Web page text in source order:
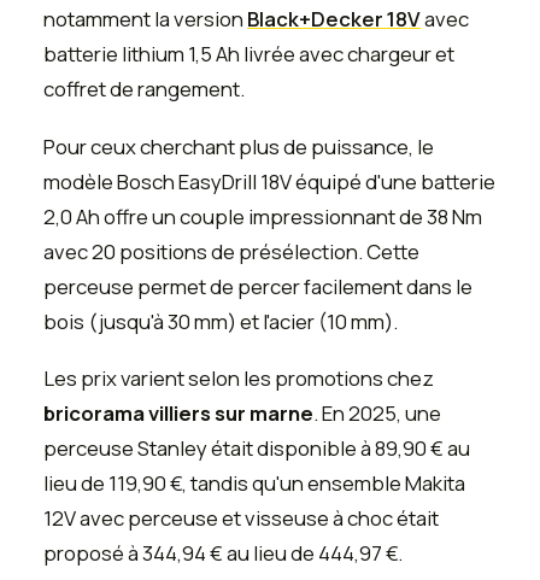
notamment la version Black+Decker 18Vavec
batterie lithium 1,5 Ah livrée avec chargeur et
coffret de rangement.
Pour ceux cherchant plus de puissance, le
modèle Bosch EasyDrill 18V équipé d'une batterie
2,0 Ah offre un couple impressionnant de 38 Nm
avec 20 positions de présélection. Cette
perceuse permet de percer facilement dans le
bois (jusqu'à 30 mm) et l'acier (10 mm).
Les prix varient selon les promotions chez
bricorama villiers sur marne. En 2025, une
perceuse Stanley était disponible à 89,90 € au
lieu de 119,90 €, tandis qu'un ensemble Makita
12V avec perceuse et visseuse à choc était
proposé à 344,94 € au lieu de 444,97 €.